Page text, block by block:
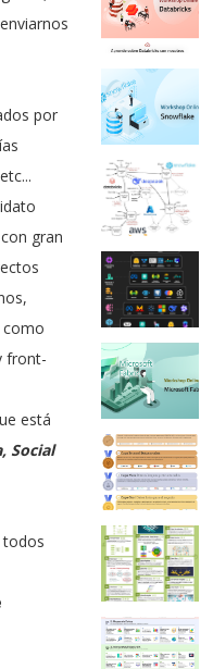
por
gran
como
front-
está
Social
todos